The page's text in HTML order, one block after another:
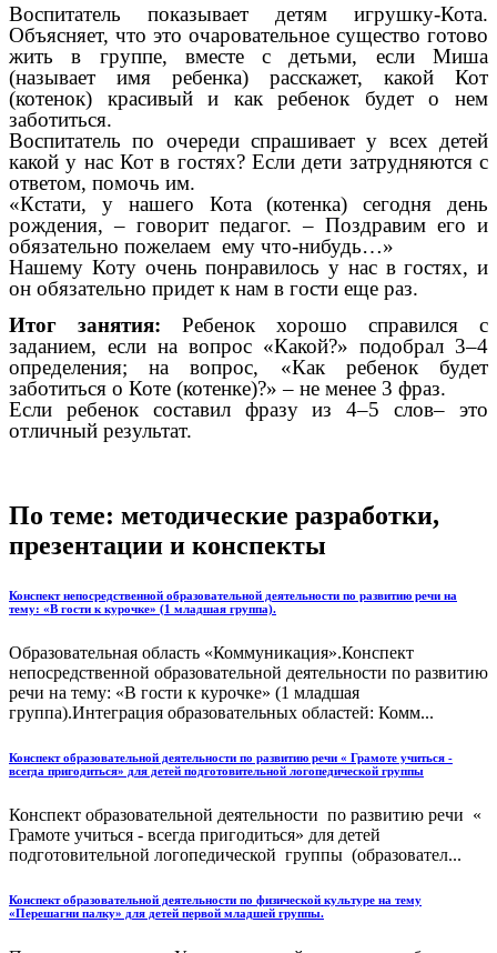
Воспитатель показывает детям игрушку-Кота.
Объясняет, что это очаровательное существо готово
жить в группе, вместе с детьми, если Миша
(называет имя ребенка) расскажет, какой Кот
(котенок) красивый и как ребенок будет о нем
заботиться.
Воспитатель по очереди спрашивает у всех детей
какой у нас Кот в гостях? Если дети затрудняются с
ответом, помочь им.
«Кстати, у нашего Кота (котенка) сегодня день
рождения, – говорит педагог. – Поздравим его и
обязательно пожелаем ему что-нибудь…»
Нашему Коту очень понравилось у нас в гостях, и
он обязательно придет к нам в гости еще раз.
Итог занятия: Ребенок хорошо справился с
заданием, если на вопрос «Какой?» подобрал 3–4
определения; на вопрос, «Как ребенок будет
заботиться о Коте (котенке)?» – не менее 3 фраз.
Если ребенок составил фразу из 4–5 слов– это
отличный результат.
По теме: методические разработки,
презентации и конспекты
Конспект непосредственной образовательной деятельности по развитию речи на
тему: «В гости к курочке» (1 младшая группа).
Образовательная область «Коммуникация».Конспект
непосредственной образовательной деятельности по развитию
речи на тему: «В гости к курочке» (1 младшая
группа).Интеграция образовательных областей: Комм...
Конспект образовательной деятельности по развитию речи « Грамоте учиться -
всегда пригодиться» для детей подготовительной логопедической группы
Конспект образовательной деятельности по развитию речи «
Грамоте учиться - всегда пригодиться» для детей
подготовительной логопедической группы (образовател...
Конспект образовательной деятельности по физической культуре на тему
«Перешагни палку» для детей первой младшей группы.